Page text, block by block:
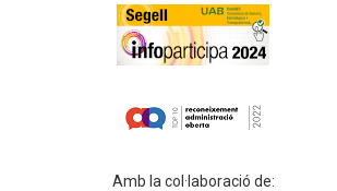
Amb la col·laboració de: